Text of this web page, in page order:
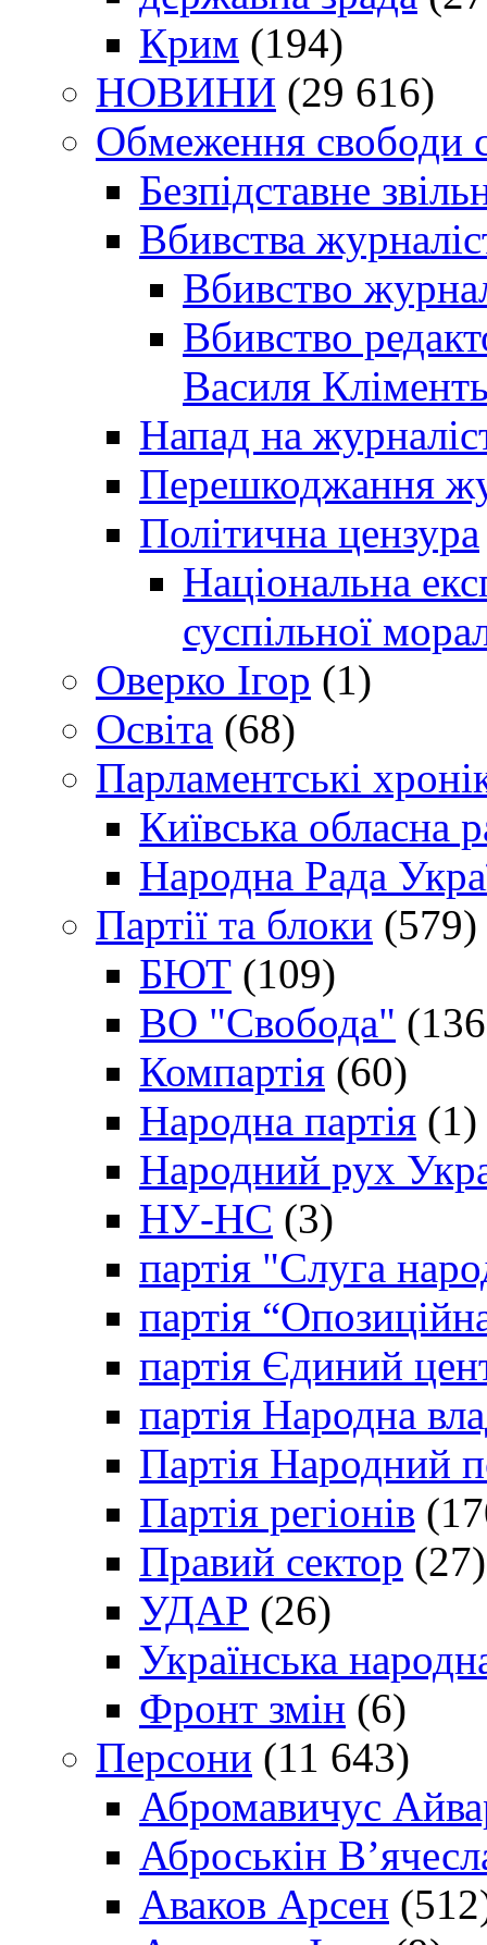
Крим (194)
НОВИНИ (29 616)
Обмеження свободи
Безпідставне
Вбивства
Вбивство
Вбивство
Василя
Напад на
Перешкоджання
Політична цензура
Національна
суспільної
Оверко Ігор (1)
Освіта (68)
Парламентські
Київська обласна
Народна Рада
Партії та блоки (579)
БЮТ (109)
ВО "Свобода"
Компартія (60)
Народна партія (1)
Народний рух
НУ-НС (3)
партія "Слуга
партія
партія Єдиний
партія Народна
Партія Народний
Партія регіонів
Правий сектор (27)
УДАР (26)
Українська
Фронт змін (6)
Персони (11 643)
Абромавичус
Аброськін
Аваков Арсен